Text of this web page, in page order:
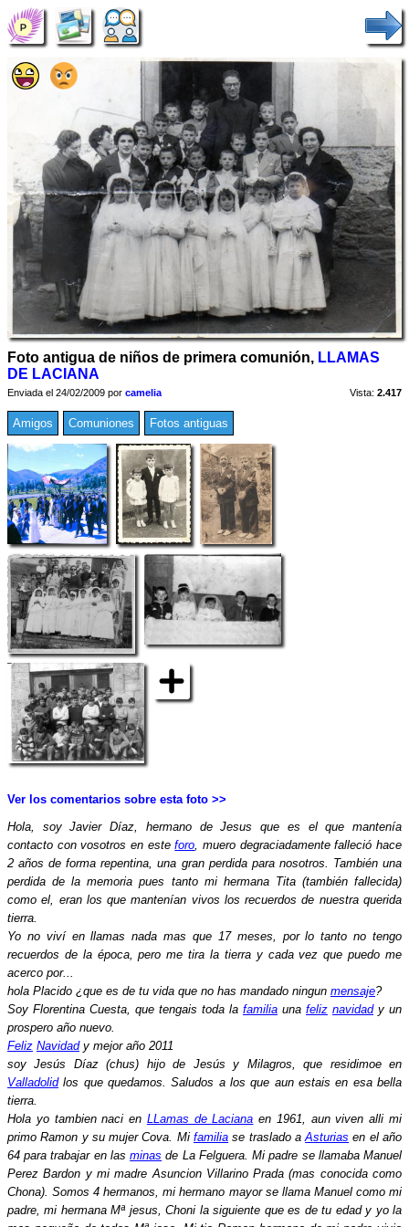
Foto antigua de niños de primera comunión, LLAMAS
DE LACIANA
Enviada el 24/02/2009 por camelia Vista: 2.417
Amigos Comuniones Fotos antiguas
Ver los comentarios sobre esta foto >>
Hola, soy Javier Díaz, hermano de Jesus que es el que mantenía
contacto con vosotros en esteforo , muero degraciadamente falleció hace
2 años de forma repentina, una gran perdida para nosotros. También una
perdida de la memoria pues tanto mi hermana Tita (también fallecida)
como el, eran los que mantenían vivos los recuerdos de nuestra querida
tierra.
Yo no viví en llamas nada mas que 17 meses, por lo tanto no tengo
recuerdos de la época, pero me tira la tierra y cada vez que puedo me
acerco por...
hola Placido ¿que es de tu vida que no has mandado ningun mensaje?
Soy Florentina Cuesta, que tengais toda la familia una feliz navidady un
prospero año nuevo.
Feliz Navidady mejor año 2011
soy Jesús Díaz (chus) hijo de Jesús y Milagros, que residimoe en
Valladolidlos que quedamos. Saludos a los que aun estais en esa bella
tierra.
Hola yo tambien naci en LLamas de Laciana en 1961, aun viven alli mi
primo Ramon y su mujer Cova. Mi familia se traslado aAsturias en el año
64 para trabajar en lasminas de La Felguera. Mi padre se llamaba Manuel
Perez Bardon y mi madre Asuncion Villarino Prada (mas conocida como
Chona). Somos 4 hermanos, mi hermano mayor se llama Manuel como mi
padre, mi hermana Mª jesus, Choni la siguiente que es de tu edad y yo la